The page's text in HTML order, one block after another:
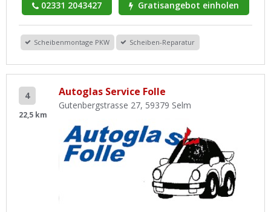
02331 2043427 Gratisangebot einholen
Scheibenmontage PKW Scheiben-Reparatur
4
22,5 km
Autoglas Service Folle
Gutenbergstrasse 27, 59379 Selm